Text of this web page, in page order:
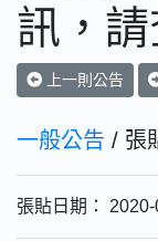
訊，請
上一則公告
一般公告 / 張
張貼日期：